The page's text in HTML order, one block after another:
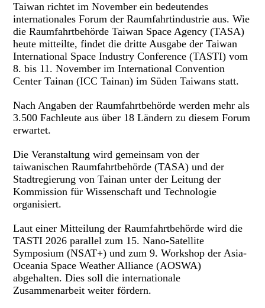
Taiwan richtet im November ein bedeutendes
internationales Forum der Raumfahrtindustrie aus. Wie
die Raumfahrtbehörde Taiwan Space Agency (TASA)
heute mitteilte, findet die dritte Ausgabe der Taiwan
International Space Industry Conference (TASTI) vom
8. bis 11. November im International Convention
Center Tainan (ICC Tainan) im Süden Taiwans statt.
Nach Angaben der Raumfahrtbehörde werden mehr als
3.500 Fachleute aus über 18 Ländern zu diesem Forum
erwartet.
Die Veranstaltung wird gemeinsam von der
taiwanischen Raumfahrtbehörde (TASA) und der
Stadtregierung von Tainan unter der Leitung der
Kommission für Wissenschaft und Technologie
organisiert.
Laut einer Mitteilung der Raumfahrtbehörde wird die
TASTI 2026 parallel zum 15. Nano-Satellite
Symposium (NSAT+) und zum 9. Workshop der Asia-
Oceania Space Weather Alliance (AOSWA)
abgehalten. Dies soll die internationale
Zusammenarbeit weiter fördern.